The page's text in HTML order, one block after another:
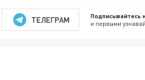
ТЕЛЕГРАМ Подписывайтесь
и первыми